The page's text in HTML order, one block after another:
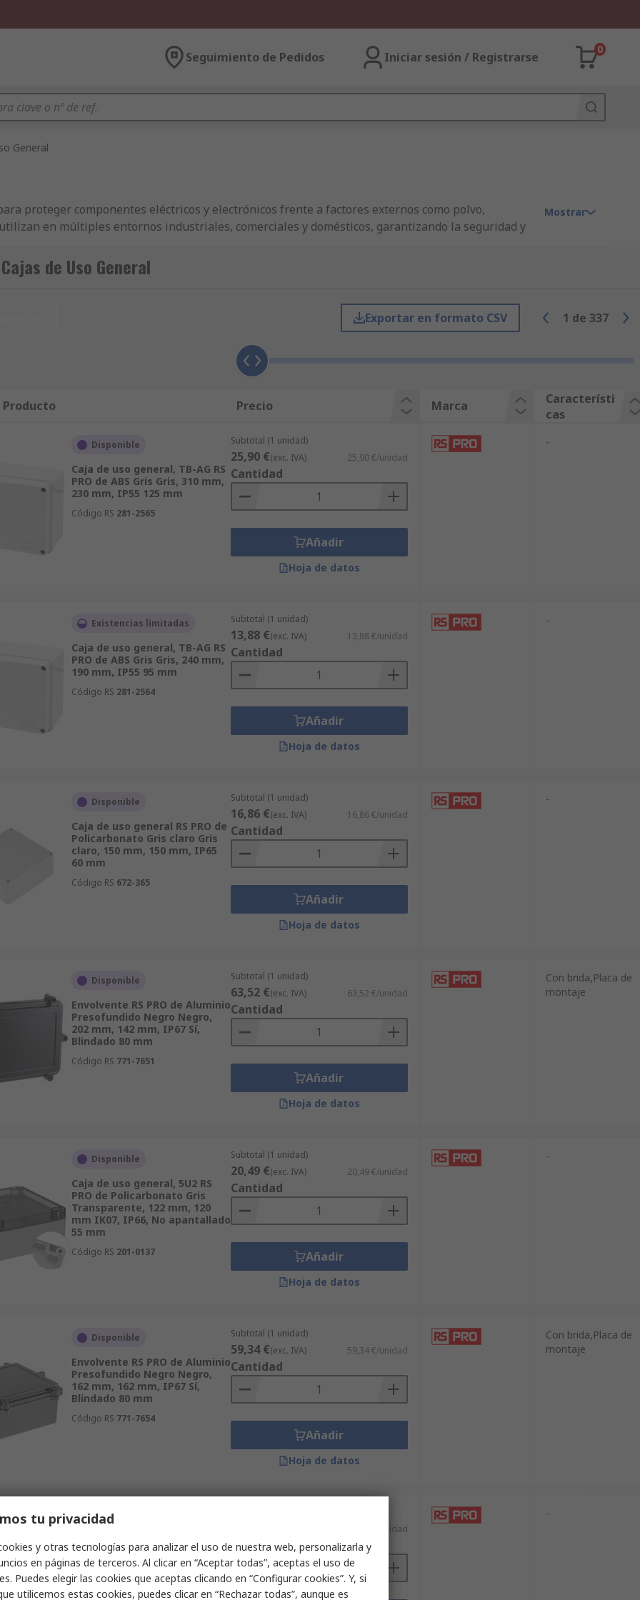
Seguimiento de Pedidos Iniciar sesión / Registrarse
0
General
proteger componentes eléctricos y electrónicos frente a factores externos como polvo,
en múltiples entornos industriales, comerciales y domésticos, garantizando la seguridad y
eléctricos y electrónicos en cualquier entorno. Disponibles en una gran variedad de
, con la que proteger el planeta y promover el ahorro de energía es muy sencillo.
y niveles de protección.
a elegir el modelo adecuado.
IP para encontrar la caja ideal ahorrando tiempo en tu búsqueda.
de ingenieros alrededor del mundo.
en los próximos días, con la máxima eficiencia y garantía. Los
Mostrar
de Uso General
Exportar en formato CSV 1 de 337
Producto Precio Marca
Característi
cas
Disponible
Caja de uso general, TB-AG RS
PRO de ABS Gris Gris, 310 mm,
230 mm, IP55 125 mm
Código RS 281-2565
Subtotal (1 unidad)
25,90 €(exc. IVA) 25,90 €/unidad
Cantidad
Añadir
Hoja de datos
-
Existencias limitadas
Caja de uso general, TB-AG RS
PRO de ABS Gris Gris, 240 mm,
190 mm, IP55 95 mm
Código RS 281-2564
Subtotal (1 unidad)
13,88 €(exc. IVA) 13,88 €/unidad
Cantidad
Añadir
Hoja de datos
-
Disponible
Caja de uso general RS PRO de
Policarbonato Gris claro Gris
claro, 150 mm, 150 mm, IP65
60 mm
Código RS 672-365
Subtotal (1 unidad)
16,86 €(exc. IVA) 16,86 €/unidad
Cantidad
Añadir
Hoja de datos
-
Disponible
Envolvente RS PRO de Aluminio
Presofundido Negro Negro,
202 mm, 142 mm, IP67 Sí,
Blindado 80 mm
Código RS 771-7651
Subtotal (1 unidad)
63,52 €(exc. IVA) 63,52 €/unidad
Cantidad
Añadir
Hoja de datos
Con brida,Placa de
montaje
Disponible
Caja de uso general, 5U2 RS
PRO de Policarbonato Gris
Transparente, 122 mm, 120
mm IK07, IP66, No apantallado
55 mm
Código RS 201-0137
Subtotal (1 unidad)
20,49 €(exc. IVA) 20,49 €/unidad
Cantidad
Añadir
Hoja de datos
-
Disponible
Envolvente RS PRO de Aluminio
Presofundido Negro Negro,
162 mm, 162 mm, IP67 Sí,
Blindado 80 mm
Código RS 771-7654
Subtotal (1 unidad)
59,34 €(exc. IVA) 59,34 €/unidad
Cantidad
Añadir
Hoja de datos
Con brida,Placa de
montaje
Disponible
Envolvente RS PRO de ABS Gris
claro Gris claro, 120 mm, 80
mm, IP65, No apantallado 60.2
mm
Código RS 206-9090
11,15 €/unidad
Cantidad
-
tu privacidad
y otras tecnologías para analizar el uso de nuestra web, personalizarla y
en páginas de terceros. Al clicar en “Aceptar todas”, aceptas el uso de
Puedes elegir las cookies que aceptas clicando en “Configurar cookies”. Y, si
utilicemos estas cookies, puedes clicar en “Rechazar todas”, aunque es